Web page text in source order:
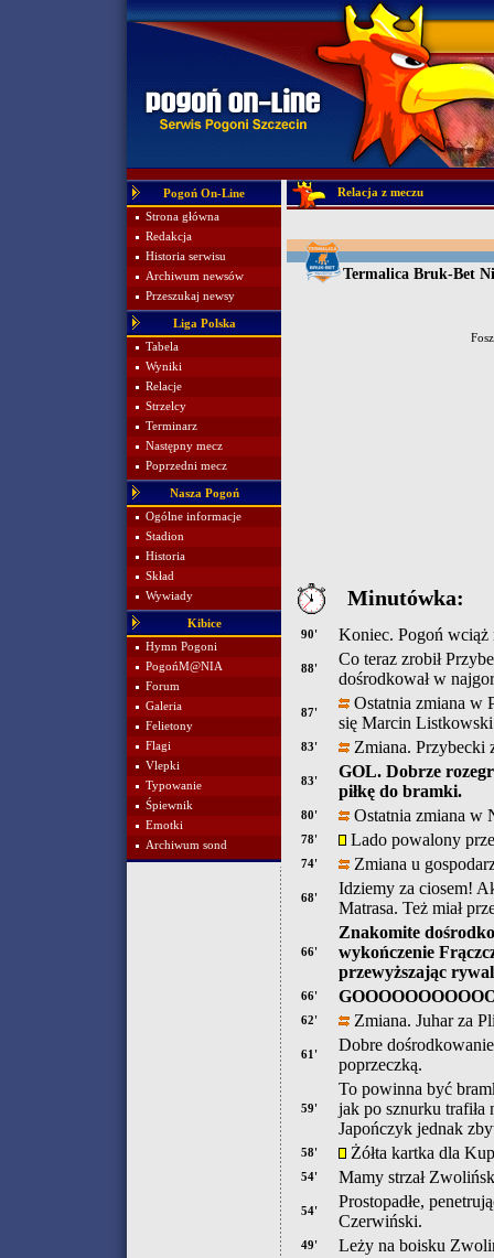
Pogoń On-Line
Strona główna
Redakcja
Historia serwisu
Archiwum newsów
Przeszukaj newsy
Liga Polska
Tabela
Wyniki
Relacje
Strzelcy
Terminarz
Następny mecz
Poprzedni mecz
Nasza Pogoń
Ogólne informacje
Stadion
Historia
Skład
Wywiady
Kibice
Hymn Pogoni
PogońM@NIA
Forum
Galeria
Felietony
Flagi
Vlepki
Typowanie
Śpiewnik
Emotki
Archiwum sond
Relacja z meczu
Termalica Bruk-Bet
Minutówka:
90' Koniec. Pogoń wciąż
88'
Co teraz zrobił
dośrodkował w
87'
Ostatnia zmiana w
się Marcin
83' Zmiana. Przybecki
83'
GOL. Dobrze
piłkę do bramki.
80' Ostatnia zmiana w
78' Lado powalony
74' Zmiana u
68'
Idziemy za ciosem!
Matrasa. Też miał
66'
Znakomite
wykończenie
przewyższając
66'
62' Zmiana. Juhar za
61'
Dobre
poprzeczką.
59'
To powinna być
jak po sznurku
Japończyk jednak
58' Żółta kartka dla
54' Mamy strzał
54'
Prostopadłe,
Czerwiński.
49' Leży na boisku